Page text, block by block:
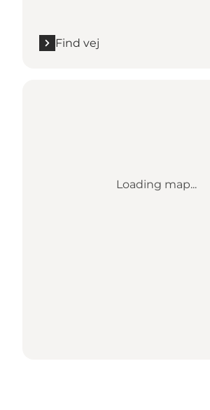
Find vej
Loading map...